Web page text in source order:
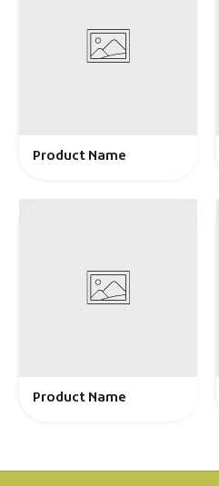
Product Name
Product Name